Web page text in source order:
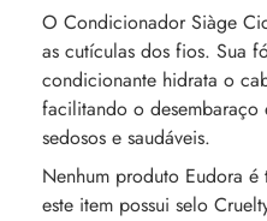
O Condicionador Siàge
as cutículas dos fios. Sua
condicionante hidrata o
facilitando o
sedosos e saudáveis.
Nenhum produto Eudora é
este item possui selo